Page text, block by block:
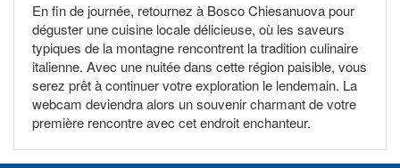
En fin de journée, retournez à Bosco Chiesanuova pour
déguster une cuisine locale délicieuse, où les saveurs
typiques de la montagne rencontrent la tradition culinaire
italienne. Avec une nuitée dans cette région paisible, vous
serez prêt à continuer votre exploration le lendemain. La
webcam deviendra alors un souvenir charmant de votre
première rencontre avec cet endroit enchanteur.